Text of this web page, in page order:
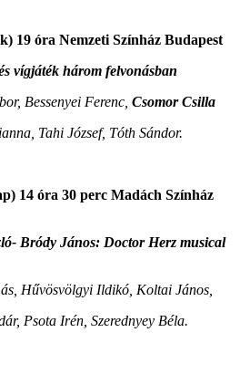
19 óra Nemzeti Színház Budapest
vígjáték három felvonásban
Bessenyei Ferenc, Csomor Csilla
József, Tóth Sándor.
14 óra 30 perc Madách Színház
Bródy János: Doctor Herz musical
Hűvösvölgyi Ildikó, Koltai János,
Irén, Szerednyey Béla.